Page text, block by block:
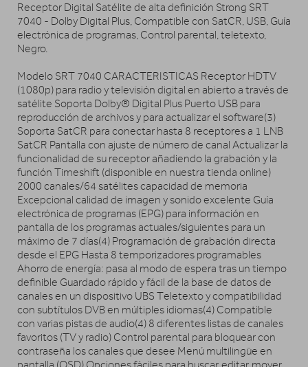
Receptor Digital Satélite de alta definición Strong SRT
7040 - Dolby Digital Plus, Compatible con SatCR, USB, Guía
electrónica de programas, Control parental, teletexto,
Negro.
Modelo SRT 7040 CARACTERISTICAS Receptor HDTV
(1080p) para radio y televisión digital en abierto a través de
satélite Soporta Dolby® Digital Plus Puerto USB para
reproducción de archivos y para actualizar el software(3)
Soporta SatCR para conectar hasta 8 receptores a 1 LNB
SatCR Pantalla con ajuste de número de canal Actualizar la
funcionalidad de su receptor añadiendo la grabación y la
función Timeshift (disponible en nuestra tienda online)
2000 canales/64 satélites capacidad de memoria
Excepcional calidad de imagen y sonido excelente Guía
electrónica de programas (EPG) para información en
pantalla de los programas actuales/siguientes para un
máximo de 7 días(4) Programación de grabación directa
desde el EPG Hasta 8 temporizadores programables
Ahorro de energía: pasa al modo de espera tras un tiempo
definible Guardado rápido y fácil de la base de datos de
canales en un dispositivo UBS Teletexto y compatibilidad
con subtítulos DVB en múltiples idiomas(4) Compatible
con varias pistas de audio(4) 8 diferentes listas de canales
favoritos (TV y radio) Control parental para bloquear con
contraseña los canales que desee Menú multilingüe en